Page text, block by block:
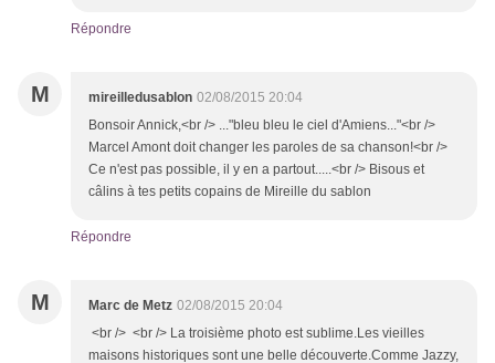
Répondre
M mireilledusablon 02/08/2015 20:04
Bonsoir Annick,<br /> ..."bleu bleu le ciel d'Amiens..."<br />
Marcel Amont doit changer les paroles de sa chanson!<br />
Ce n'est pas possible, il y en a partout.....<br /> Bisous et
câlins à tes petits copains de Mireille du sablon
Répondre
M Marc de Metz 02/08/2015 20:04
<br /> <br /> La troisième photo est sublime.Les vieilles
maisons historiques sont une belle découverte.Comme Jazzy,